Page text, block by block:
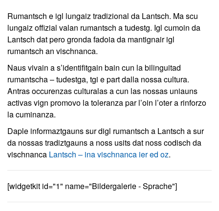
Rumantsch e igl lungaiz tradizional da Lantsch. Ma scu
lungaiz offizial valan rumantsch a tudestg. Igl cumoin da
Lantsch dat pero gronda fadoia da mantignair igl
rumantsch an vischnanca.
Naus vivain a s’identifitgain bain cun la bilinguitad
rumantscha – tudestga, tgi e part dalla nossa cultura.
Antras occurenzas culturalas a cun las nossas uniauns
activas vign promovo la toleranza par l’oin l’oter a rinforzo
la cuminanza.
Daple informaztgauns sur digl rumantsch a Lantsch a sur
da nossas tradiztgauns a noss usits dat noss codisch da
vischnanca Lantsch – ina vischnanca ier ed oz.
[widgetkit id="1" name="Bildergalerie - Sprache"]